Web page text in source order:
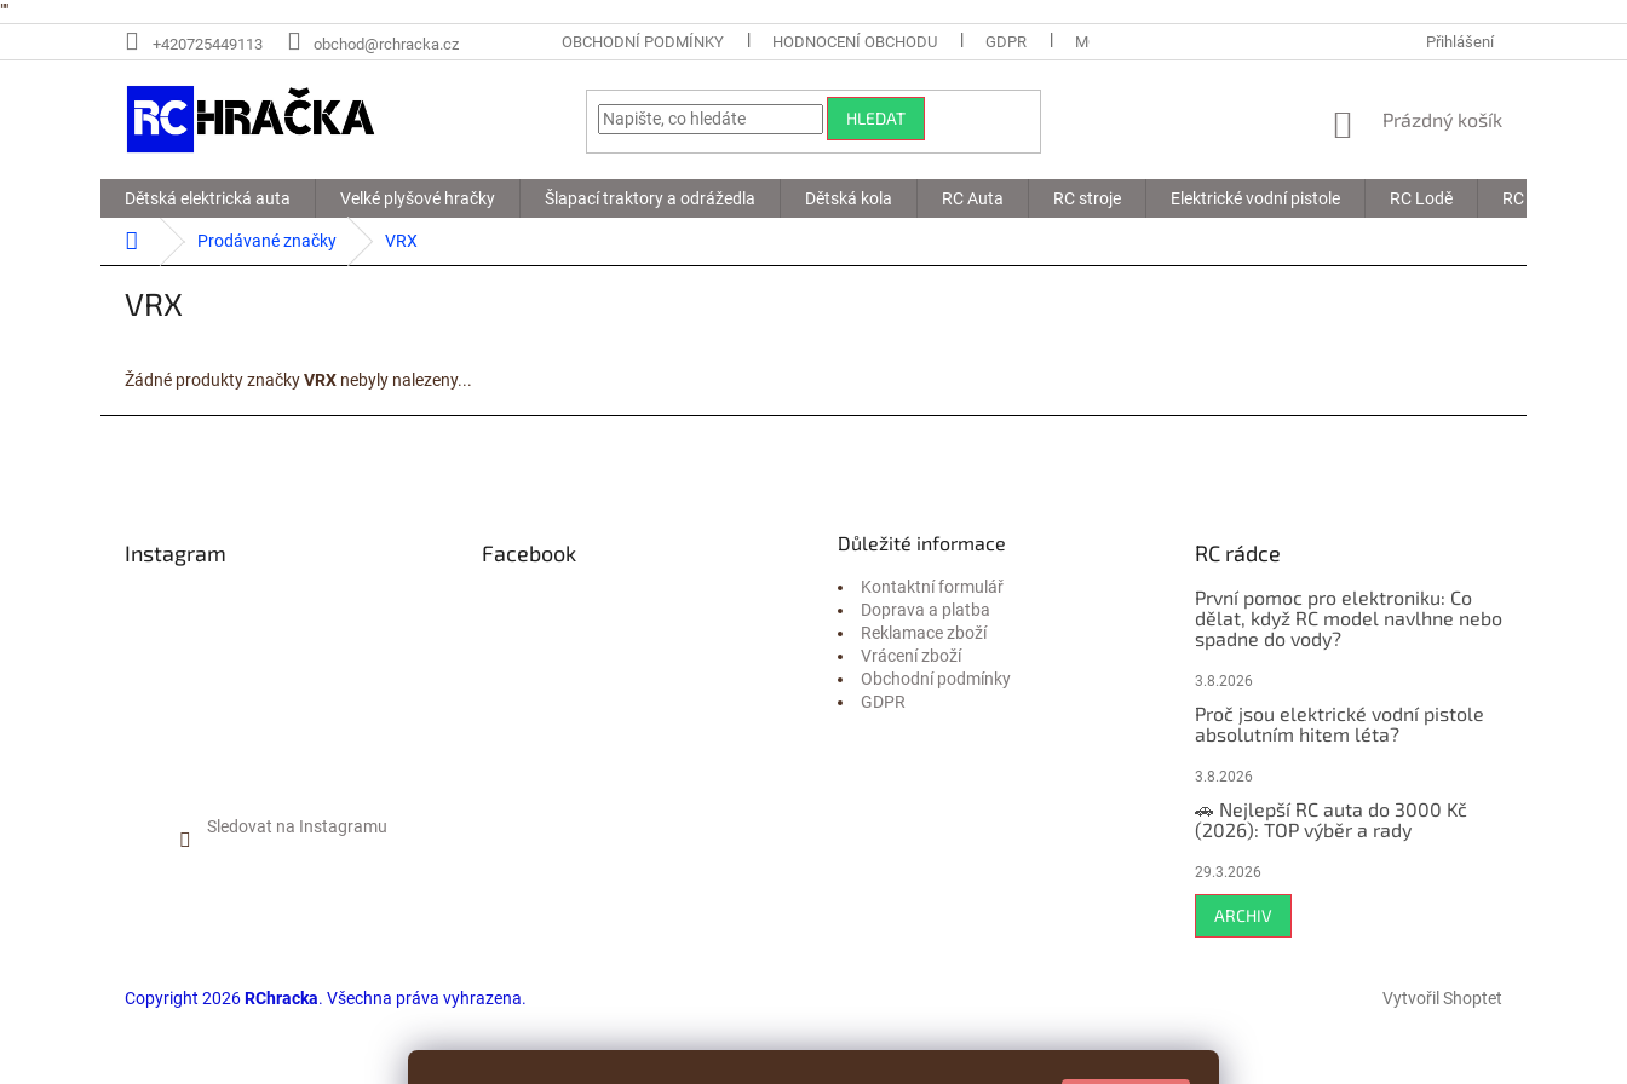
""
na
+420725449113 obchod@rchracka.cz OBCHODNÍ PODMÍNKY HODNOCENÍ OBCHODU GDPR MOJE OBJEDNÁVKA Přihlášení
HLEDAT
NÁKUPNÍ
Prázdný košík
Dětská elektrická auta Velké plyšové hračky Šlapací traktory a odrážedla Dětská kola RC Auta RC stroje Elektrické vodní pistole RC Lodě RC Drony
Domů Prodávané značky VRX
VRX
Žádné produkty značkyVRX nebyly nalezeny...
Instagram
Sledovat na Instagramu
Facebook Důležité informace
Kontaktní formulář
Doprava a platba
Reklamace zboží
Vrácení zboží
Obchodní podmínky
GDPR
RC rádce
První pomoc pro elektroniku: Co
dělat, když RC model navlhne nebo
spadne do vody?
3.8.2026
Proč jsou elektrické vodní pistole
absolutním hitem léta?
3.8.2026
🚗 Nejlepší RC auta do 3000 Kč
(2026): TOP výběr a rady
29.3.2026
ARCHIV
Vytvořil Shoptet
Copyright 2026RChracka. Všechna práva vyhrazena.